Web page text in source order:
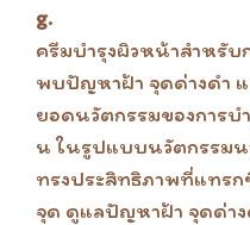
g.
ครีมบำรุงผิวหน้าสำหรั
พบปัญหาฝ้า จุดด่างดำ แ
ยอดนวัตกรรมของการบ
น ในรูปแบบนวัตกรรม
ทรงประสิทธิภาพที่แทรก
จุด ดูแลปัญหาฝ้า จุดด่า